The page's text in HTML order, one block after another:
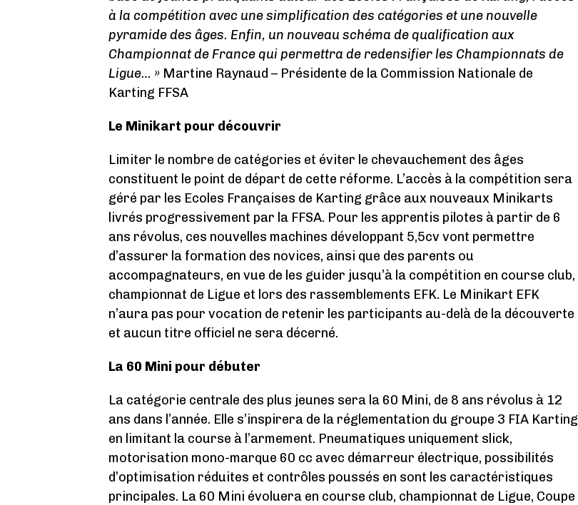
à la compétition avec une simplification des catégories et une nouvelle
pyramide des âges. Enfin, un nouveau schéma de qualification aux
Championnat de France qui permettra de redensifier les Championnats de
Ligue… » Martine Raynaud – Présidente de la Commission Nationale de
Karting FFSA
Le Minikart pour découvrir
Limiter le nombre de catégories et éviter le chevauchement des âges
constituent le point de départ de cette réforme. L’accès à la compétition sera
géré par les Ecoles Françaises de Karting grâce aux nouveaux Minikarts
livrés progressivement par la FFSA. Pour les apprentis pilotes à partir de 6
ans révolus, ces nouvelles machines développant 5,5cv vont permettre
d’assurer la formation des novices, ainsi que des parents ou
accompagnateurs, en vue de les guider jusqu’à la compétition en course club,
championnat de Ligue et lors des rassemblements EFK. Le Minikart EFK
n’aura pas pour vocation de retenir les participants au-delà de la découverte
et aucun titre officiel ne sera décerné.
La 60 Mini pour débuter
La catégorie centrale des plus jeunes sera la 60 Mini, de 8 ans révolus à 12
ans dans l’année. Elle s’inspirera de la réglementation du groupe 3 FIA Karting
en limitant la course à l’armement. Pneumatiques uniquement slick,
motorisation mono-marque 60 cc avec démarreur électrique, possibilités
d’optimisation réduites et contrôles poussés en sont les caractéristiques
principales. La 60 Mini évoluera en course club, championnat de Ligue, Coupe